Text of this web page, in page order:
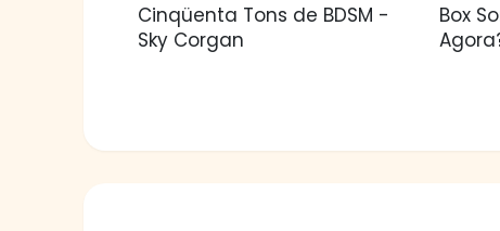
Cinqüenta Tons de BDSM -
Sky Corgan
Box